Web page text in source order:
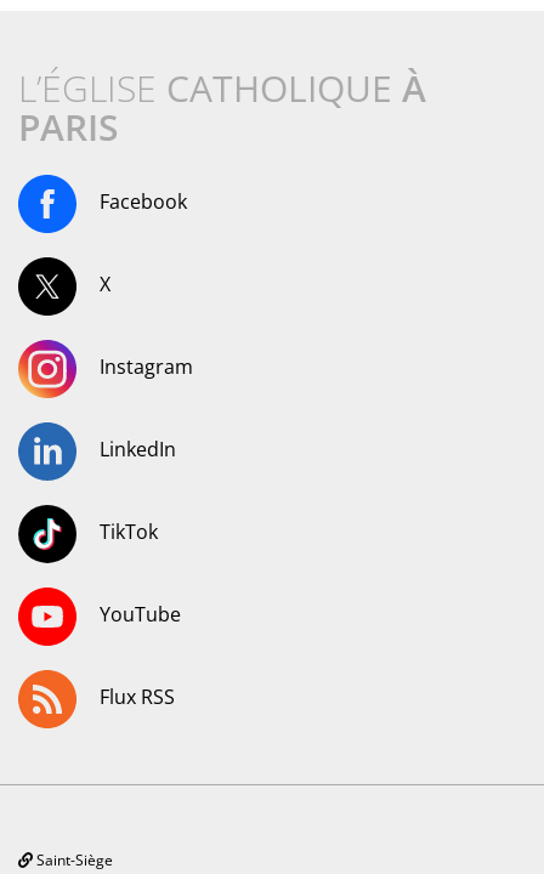
L’ÉGLISE CATHOLIQUE À
PARIS
Facebook
X
Instagram
LinkedIn
TikTok
YouTube
Flux RSS
Saint-Siège